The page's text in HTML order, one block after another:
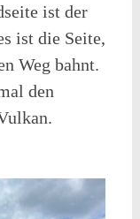
ist der
ist die Seite,
Weg bahnt.
den